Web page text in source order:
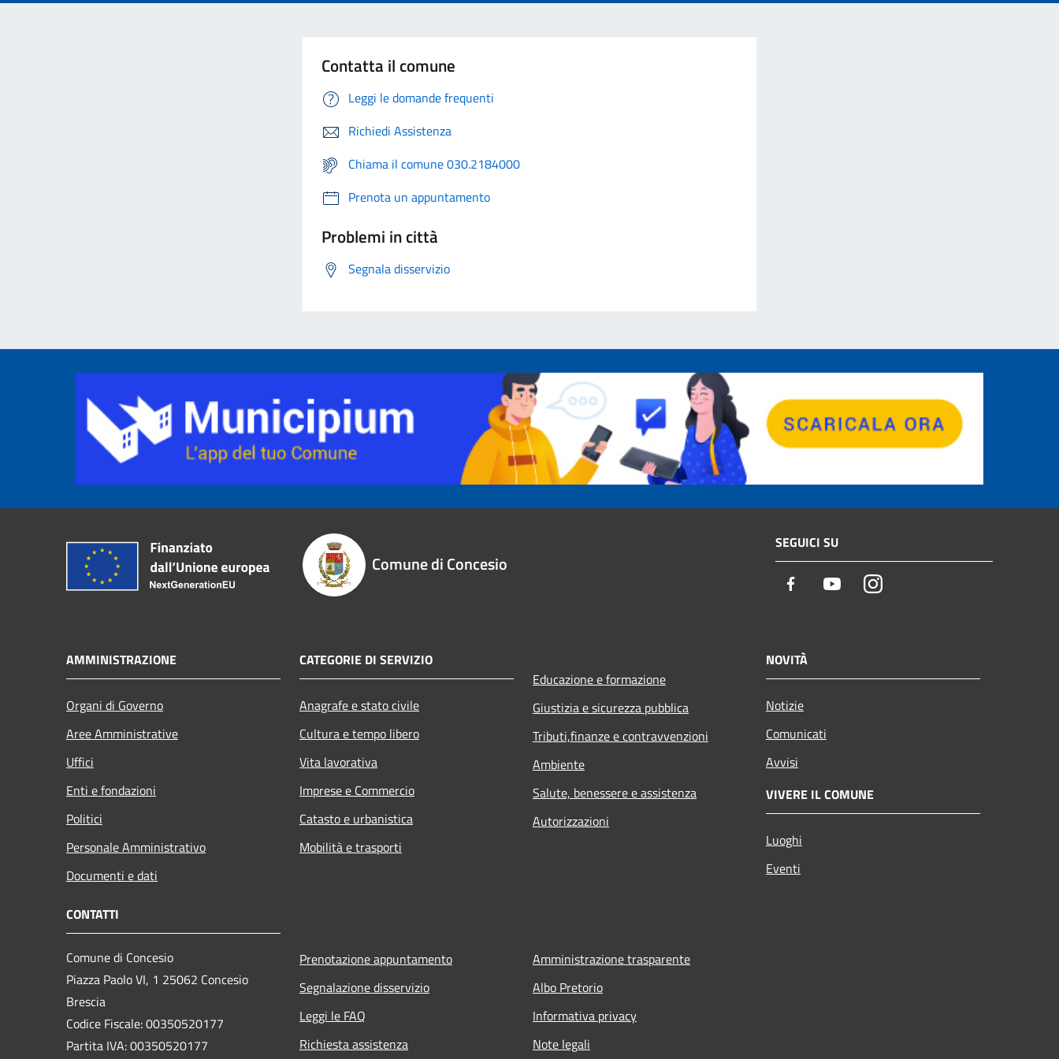
Contatta il comune
Leggi le domande frequenti
Richiedi Assistenza
Chiama il comune 030.2184000
Prenota un appuntamento
Problemi in città
Segnala disservizio
Comune di Concesio
SEGUICI SU
Facebook YoutubeInstagram
AMMINISTRAZIONE
Organi di Governo
Aree Amministrative
Uffici
Enti e fondazioni
Politici
Personale Amministrativo
Documenti e dati
CATEGORIE DI SERVIZIO
Anagrafe e stato civile
Cultura e tempo libero
Vita lavorativa
Imprese e Commercio
Catasto e urbanistica
Mobilità e trasporti
Educazione e formazione
Giustizia e sicurezza pubblica
Tributi,finanze e contravvenzioni
Ambiente
Salute, benessere e assistenza
Autorizzazioni
NOVITÀ
Notizie
Comunicati
Avvisi
VIVERE IL COMUNE
Luoghi
Eventi
CONTATTI
Comune di Concesio
Piazza Paolo VI, 1 25062 Concesio
Brescia
Codice Fiscale: 00350520177
Partita IVA: 00350520177
Prenotazione appuntamento
Segnalazione disservizio
Leggi le FAQ
Richiesta assistenza
Amministrazione trasparente
Albo Pretorio
Informativa privacy
Note legali